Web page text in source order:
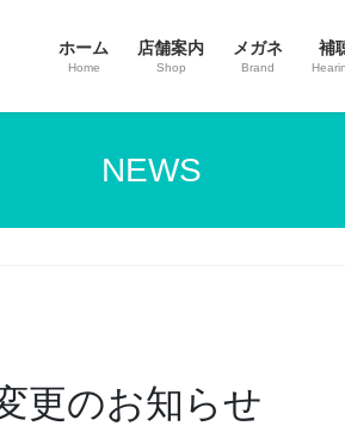
ホーム
Home
店舗案内
Shop
メガネ
Brand
補
NEWS
更のお知らせ